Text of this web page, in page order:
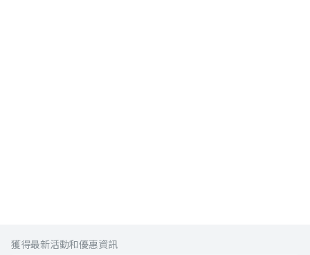
獲得最新活動和優惠資訊